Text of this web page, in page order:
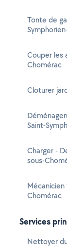
Tonte de
Couper les
Chomérac
Cloturer
Saint-
Charger -
sous-
Mécanicien
Chomérac
Services
Nettoyer